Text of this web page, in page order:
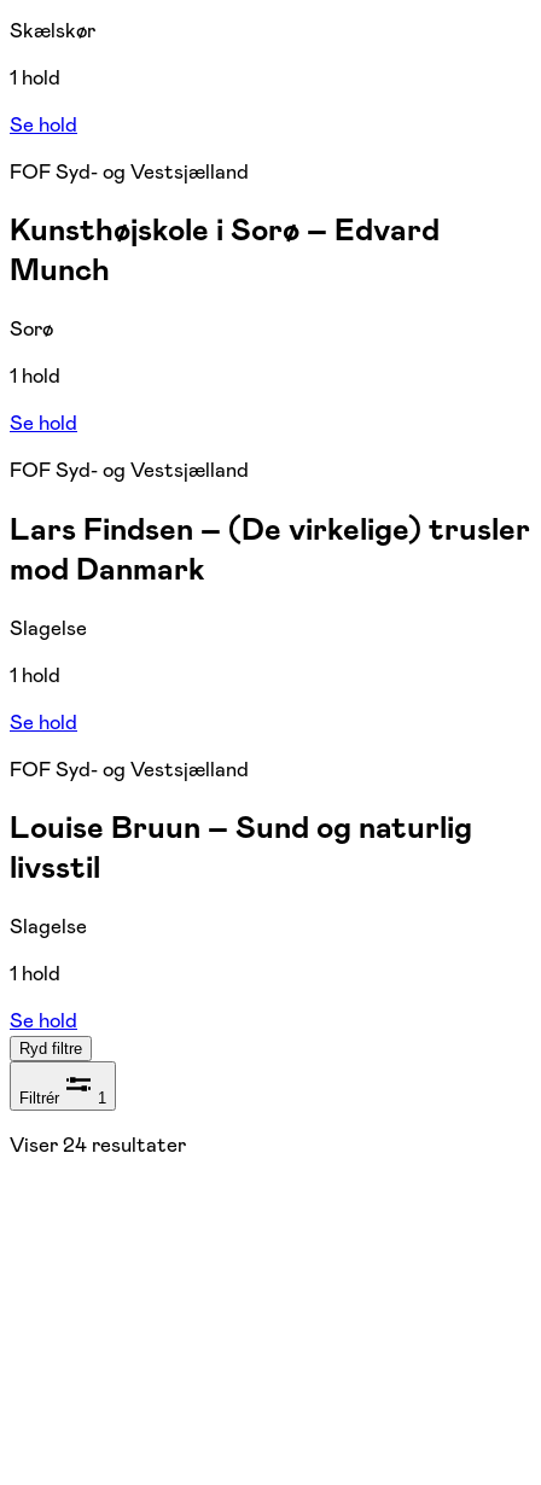
Skælskør
1 hold
Se hold
FOF Syd- og Vestsjælland
Kunsthøjskole i Sorø – Edvard
Munch
Sorø
1 hold
Se hold
FOF Syd- og Vestsjælland
Lars Findsen – (De virkelige) trusler
mod Danmark
Slagelse
1 hold
Se hold
FOF Syd- og Vestsjælland
Louise Bruun – Sund og naturlig
livsstil
Slagelse
1 hold
Se hold
Ryd filtre
Filtrér 1
Viser24 resultater